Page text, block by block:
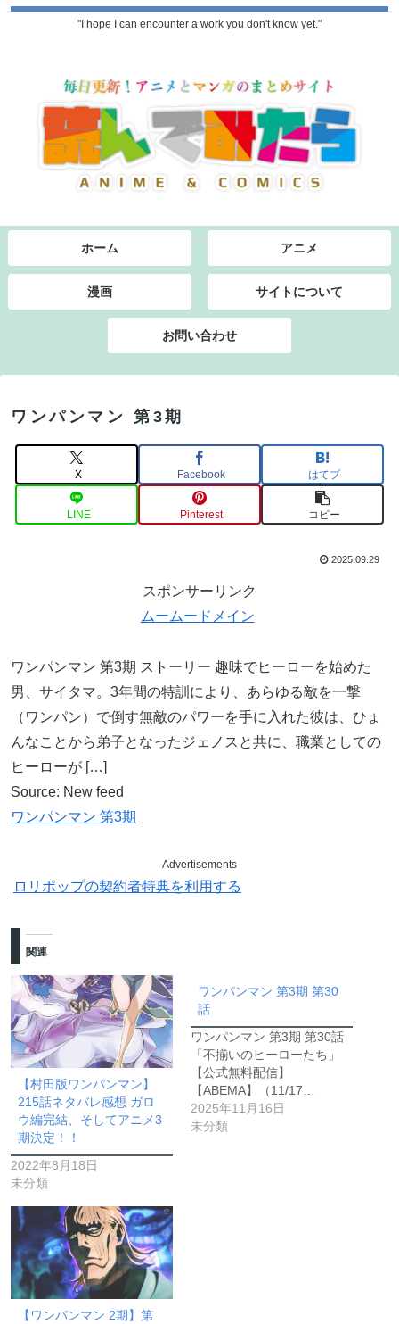
"I hope I can encounter a work you don't know yet."
ホーム アニメ
漫画 サイトについて
お問い合わせ
ワンパンマン 第3期
X Facebook はてブ
LINE Pinterest コピー
2025.09.29
スポンサーリンク
ムームードメイン
ワンパンマン 第3期 ストーリー 趣味でヒーローを始めた
男、サイタマ。3年間の特訓により、あらゆる敵を一撃
（ワンパン）で倒す無敵のパワーを手に入れた彼は、ひょ
んなことから弟子となったジェノスと共に、職業としての
ヒーローが […]
Source: New feed
ワンパンマン 第3期
Advertisements
ロリポップの契約者特典を利用する
関連
【村田版ワンパンマン】
215話ネタバレ感想 ガロ
ウ編完結、そしてアニメ3
期決定！！
2022年8月18日
未分類
ワンパンマン 第3期 第30
話
ワンパンマン 第3期 第30話
「不揃いのヒーローたち」
【公式無料配信】
【ABEMA】（11/17…
2025年11月16日
未分類
【ワンパンマン 2期】第